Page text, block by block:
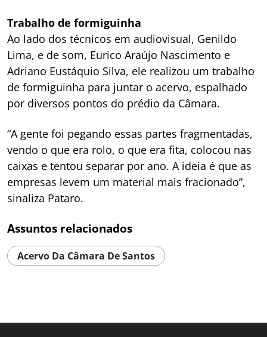
Trabalho de formiguinha
Ao lado dos técnicos em audiovisual, Genildo
Lima, e de som, Eurico Araújo Nascimento e
Adriano Eustáquio Silva, ele realizou um trabalho
de formiguinha para juntar o acervo, espalhado
por diversos pontos do prédio da Câmara.
“A gente foi pegando essas partes fragmentadas,
vendo o que era rolo, o que era fita, colocou nas
caixas e tentou separar por ano. A ideia é que as
empresas levem um material mais fracionado”,
sinaliza Pataro.
Assuntos relacionados
Acervo Da Câmara De Santos